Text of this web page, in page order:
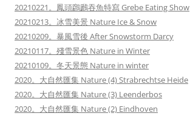
20210221。鳳頭鸊鷉吞魚特寫 Grebe Eating Show
20210213。冰雪美景 Nature Ice & Snow
20210209。暴風雪後 After Snowstorm Darcy
20210117。殘雪景色 Nature in Winter
20210109。冬天景態 Nature in winter
2020。大自然匯集 Nature (4) Strabrechtse Heide
2020。大自然匯集 Nature (3) Leenderbos
2020。大自然匯集 Nature (2) Eindhoven